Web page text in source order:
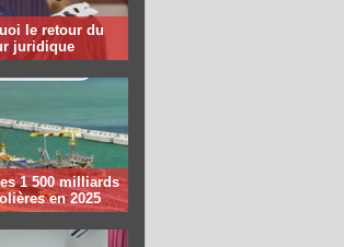
le retour du
juridique
1 500 milliards
en 2025